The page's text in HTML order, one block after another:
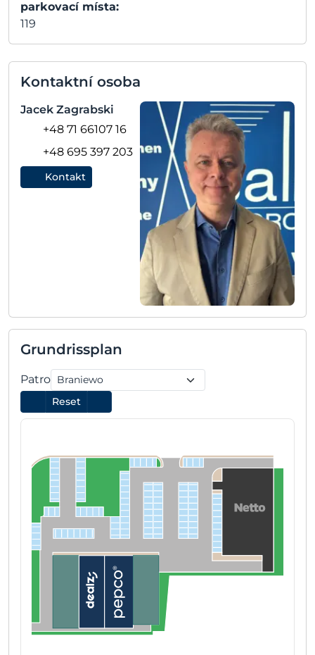
parkovací místa:
119
Kontaktní osoba
Jacek Zagrabski
+48 71 66107 16
+48 695 397 203
Kontakt
Grundrissplan
Patro
Reset